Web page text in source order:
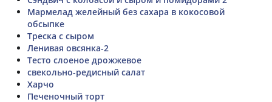
Мармелад желейный без сахара в кокосовой
обсыпке
Треска с сыром
Ленивая овсянка-2
Тесто слоеное дрожжевое
свекольно-редисный салат
Харчо
Печеночный торт